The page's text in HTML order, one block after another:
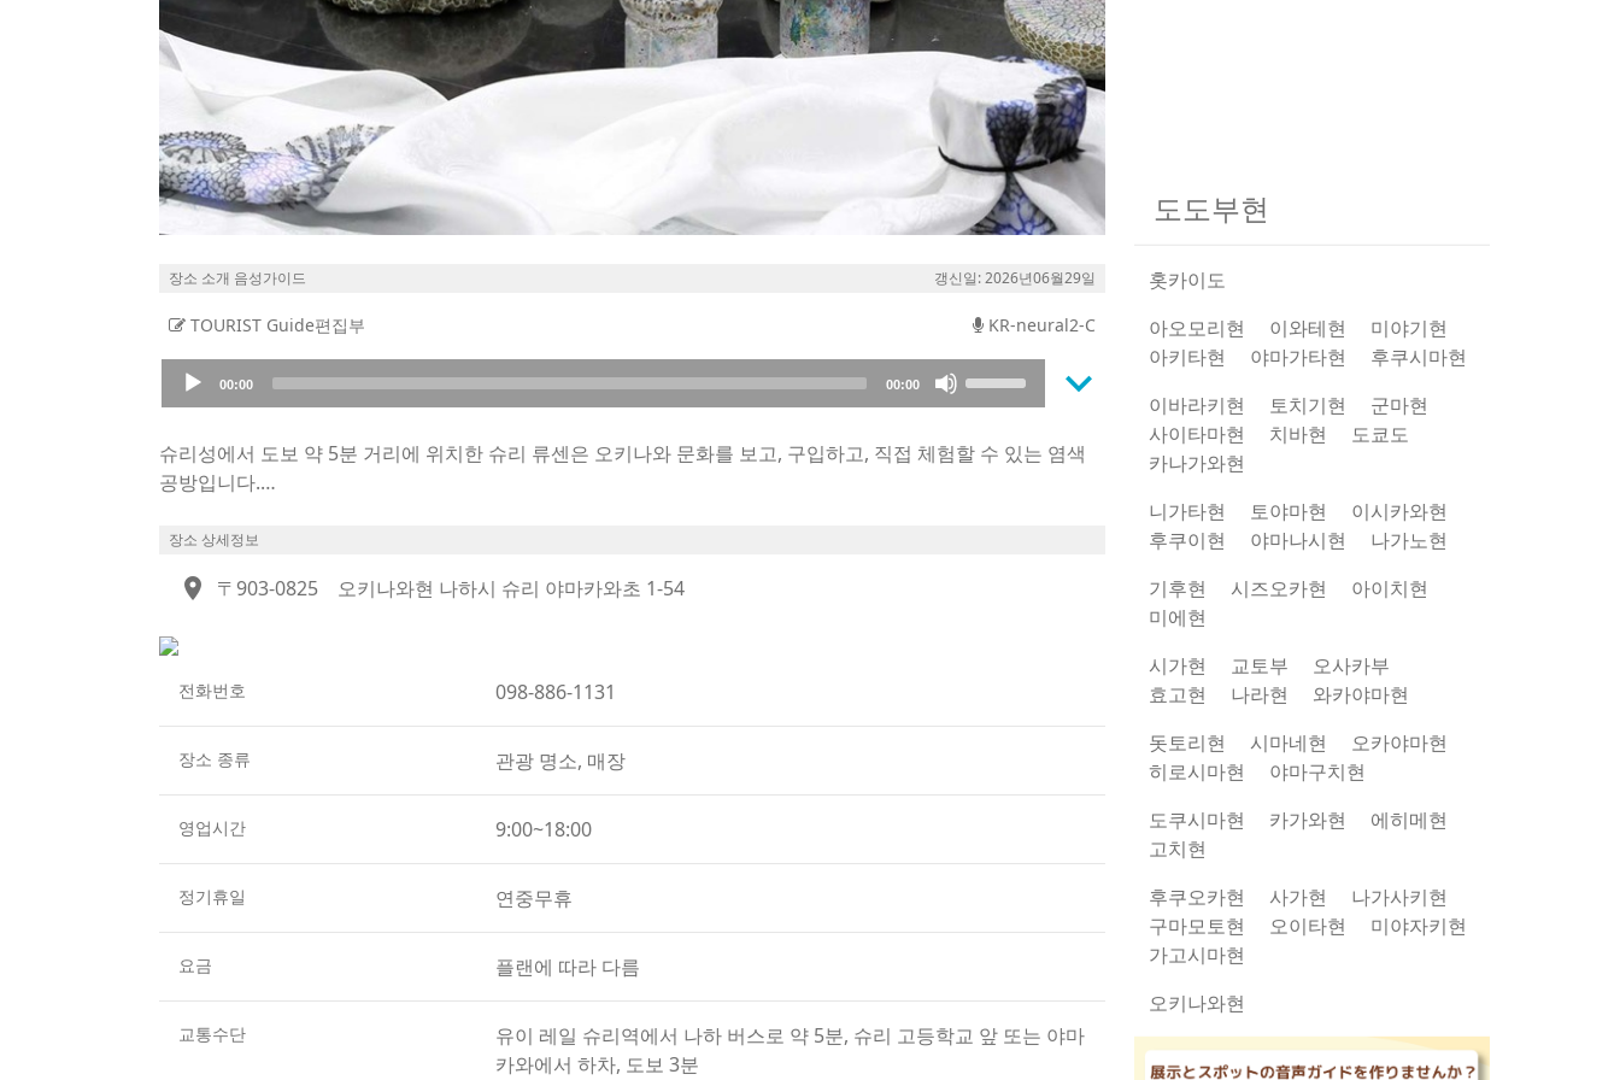
장소 소개 음성가이드 갱신일: 2026년06월29일
TOURIST Guide편집부 KR-neural2-C
Audio
Player
00:00 00:00
keys
keyboard_arrow_down
슈리성에서 도보 약 5분 거리에 위치한 슈리 류센은 오키나와 문화를 보고, 구입하고, 직접 체험할 수 있는 염색
공방입니다.
산호는 예로부터 ‘행복을 불러온다’는 의미를 지닌 것으로 전해집니다. 산호 염색은 화석 산호 위에 천을 올려놓
모든 과정이 수작업으로 이루어지기 때문에 색감과 무늬가 각각 달라, 세상에 단 하나뿐인 작품이 완성됩니다.
게 갖추고 있습니다. 여러 상품을 조합한 선물 세트도 많은 인기를 끌고 있습니다.
특히 화석 산호를 활용해 티셔츠, 토트백, 보자기 등을 직접 염색해 보는 체험 프로그램은 매우 인기 있으며, 사전
갈 수 있어 여행 기념품으로도 안성맞춤입니다.
세상에 하나뿐인 나만의 작품을 만들 수 있는 특별한 경험으로, 적극 추천드립니다.
【체험 예약 사이트】
https://reserve.shuri-ryusen.com/
장소 상세정보
location_on 〒903-0825 오키나와현 나하시 슈리 야마카와초 1-54
전화번호 098-886-1131
장소 종류 관광 명소, 매장
영업시간 9:00~18:00
정기휴일 연중무휴
요금 플랜에 따라 다름
교통수단
유이 레일 슈리역에서 나하 버스로 약 5분, 슈리 고등학교 앞 또는 야마
카와에서 하차, 도보 3분
도도부현
홋카이도
아오모리현
이와테현
미야기현
아키타현
야마가타현
후쿠시마현
이바라키현
토치기현
군마현
사이타마현
치바현
도쿄도
카나가와현
니가타현
토야마현
이시카와현
후쿠이현
야마나시현
나가노현
기후현
시즈오카현
아이치현
미에현
시가현
교토부
오사카부
효고현
나라현
와카야마현
돗토리현
시마네현
오카야마현
히로시마현
야마구치현
도쿠시마현
카가와현
에히메현
고치현
후쿠오카현
사가현
나가사키현
구마모토현
오이타현
미야자키현
가고시마현
오키나와현